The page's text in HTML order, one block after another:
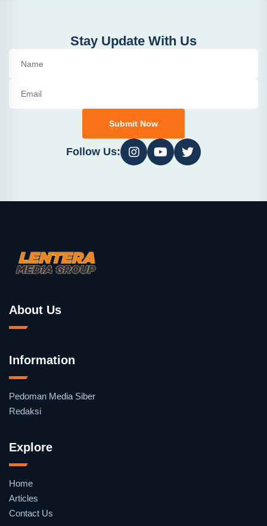
Stay Update With Us
Submit Now
Follow Us:
About Us
Information
Pedoman Media Siber
Redaksi
Explore
Home
Articles
Contact Us